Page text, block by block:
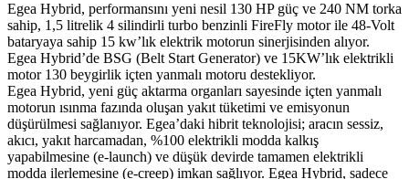
Egea Hybrid, performansını yeni nesil 130 HP güç ve 240 NM torka
sahip, 1,5 litrelik 4 silindirli turbo benzinli FireFly motor ile 48-Volt
bataryaya sahip 15 kw’lık elektrik motorun sinerjisinden alıyor.
Egea Hybrid’de BSG (Belt Start Generator) ve 15KW’lık elektrikli
motor 130 beygirlik içten yanmalı motoru destekliyor.
Egea Hybrid, yeni güç aktarma organları sayesinde içten yanmalı
motorun ısınma fazında oluşan yakıt tüketimi ve emisyonun
düşürülmesi sağlanıyor. Egea’daki hibrit teknolojisi; aracın sessiz,
akıcı, yakıt harcamadan, %100 elektrikli modda kalkış
yapabilmesine (e-launch) ve düşük devirde tamamen elektrikli
modda ilerlemesine (e-creep) imkan sağlıyor. Egea Hybrid, sadece